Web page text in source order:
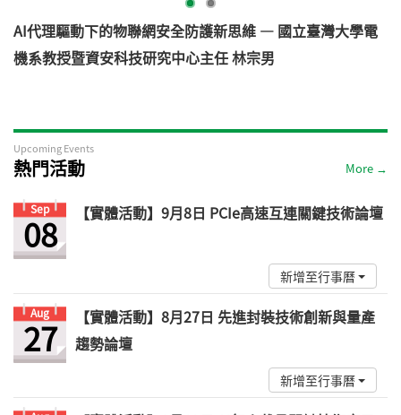
AI代理驅動下的物聯網安全防護新思維 — 國立臺灣大學電
機系教授暨資安科技研究中心主任 林宗男
Upcoming Events
熱門活動 More →
Sep
08 【實體活動】9月8日 PCIe高速互連關鍵技術論壇
新增至行事曆
Aug
27
【實體活動】8月27日 先進封裝技術創新與量產
趨勢論壇
新增至行事曆